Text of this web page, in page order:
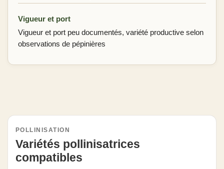
Vigueur et port
Vigueur et port peu documentés, variété productive selon
observations de pépinières
POLLINISATION
Variétés pollinisatrices
compatibles